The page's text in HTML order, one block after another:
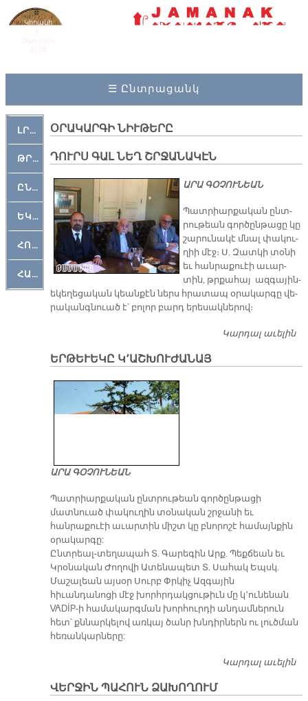
Կիրակի
☰ Ընտրացանկ
ԼՐԱՀՈՍ
ԹՐՔԱՀԱՅ ԿԵԱՆՔ
ԸՆԿԵՐԱՄՇԱԿՈՒԹԱՅԻՆ
ԵԿԵՂԵՑԱԿԱՆ
ՀՈԳԵՄՏԱՒՈՐ
ՀԱՐԹԱԿ
ՕՐԱԿԱՐԳԻ ՆԻՒԹԵՐԸ
ԴՈՒՐՍ ԳԱԼ ՆԵՂ ՇՐՋԱՆԱԿԷՆ
ԱՐԱ ԳՕՉՈՒՆԵԱՆ
Պատ­րիար­քա­կան ընտ­
րու­թեան գոր­ծըն­թա­ցը կը
շա­րու­նա­կէ մնալ փա­կու­
ղիի մէջ։ Ս. Զատ­կի տօ­նի
եւ հան­րա­քուէի ա­ւար­
տին, թրքա­հայ ազ­գա­յին-
ե­կե­ղե­ցա­կան կեան­քէն ներս հրա­տապ օ­րա­կար­գը վե­
րա­կանգ­նուած է՝ բո­լոր բարդ ե­րե­սակ­նե­րով։
Կարդալ աւելին
ԵՐԹԵՒԵԿԸ Կ՚ԱՇԽՈՒԺԱՆԱՅ
ԱՐԱ ԳՕՉՈՒՆԵԱՆ
Պատրիարքական ընտրութեան գործընթացի
մատնուած փակուղին տօնական շրջանի եւ
հանրաքուէի աւարտին միշտ կը բնորոշէ համայնքին
օրակարգը:
Ընտրեալ-տեղապահ Տ. Գարեգին Արք. Պեքճեան եւ
Կրօնական Ժողովի Ատենապետ Տ. Սահակ Եպսկ.
Մաշալեան այսօր Սուրբ Փրկիչ Ազգային
հիւանդանոցի մէջ խորհրդակցութիւն մը կ՚ունենան
VADİP-ի համակարգման խորհուրդի անդամներուն
հետ՝ քննարկելով առկայ ծանր խնդիրներն ու լուծման
հեռանկարները:
Կարդալ աւելին
ՎԵՐՋԻՆ ՊԱՀՈՒՆ ՁԱԽՈՂՈՒՄ